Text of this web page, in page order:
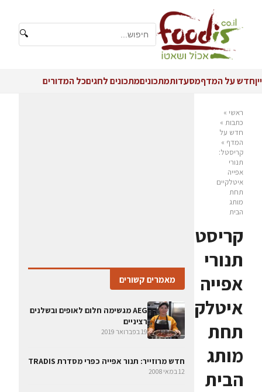
🔍
ייןחדש על המדףמסעדותמתכוניםמתכונים לחגיםכל המדורים
ראשי »
כתבות »
חדש על
המדף »
קריסטל:
תנורי
אפייה
איטלקיים
תחת
מותג
הבית
קריסטל:
תנורי
אפייה
איטלקיים
תחת
מותג
הבית
מאמרים קשורים
AEG מגשימה חלום לאופים ובשלנים
רציניים
19 בפברואר 2019
חדש מרוזייר: תנור אפייה כפרי מסדרת TRADIS
12 במאי 2008